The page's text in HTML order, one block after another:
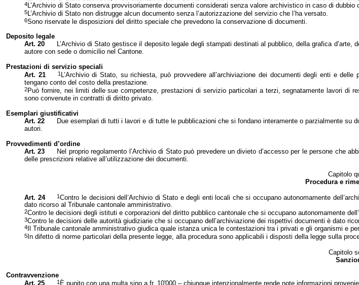
4 L’Archivio di Stato conserva provvisoriamente documenti considerati senza valore archivistico in caso di
5L’Archivio di Stato non distrugge alcun documento senza l’autorizzazione del servizio che l’ha versato.
6Sono riservate le disposizioni del diritto speciale che prevedono la conservazione di documenti.
Deposito legale
Art. 20
L’Archivio di Stato gestisce il deposito legale degli stampati destinati al pubblico, della grafica
autore con sede o domicilio nel Cantone.
Prestazioni di servizio speciali
Art. 21
1 L’Archivio di Stato, su richiesta, può provvedere all’archiviazione dei documenti degli enti e
tengano conto del costo della prestazione.
2Può fornire, nei limiti delle sue competenze, prestazioni di servizio particolari a terzi, segnatamente lavori di
sono convenute in contratti di diritto privato.
Esemplari giustificativi
Art. 22
Due esemplari di tutti i lavori e di tutte le pubblicazioni che si fondano interamente o parzialmente su
autori.
Provvedimenti d’ordine
Art. 23
Nel proprio regolamento l’Archivio di Stato può prevedere un divieto d’accesso per le persone che
delle prescrizioni relative all’utilizzazione dei documenti.
Capitolo
Procedura e
Art. 24 1Contro le decisioni dell’Archivio di Stato e degli enti locali che si occupano autonomamente
dato ricorso al Tribunale cantonale amministrativo.
2Contro le decisioni degli istituti e corporazioni del diritto pubblico cantonale che si occupano autonomamente
3Contro le decisioni delle autorità giudiziarie che si occupano dell’archiviazione dei rispettivi documenti è dato
4 Il Tribunale cantonale amministrativo giudica quale istanza unica le contestazioni tra i privati e gli organismi e
5 n difetto di norme particolari della presente legge, alla procedura sono applicabili i disposti della legge sulla
Capitolo
Contravvenzione
Art. 25
1È punito con una multa sino a fr. 10'000.– chiunque intenzionalmente rende note informazioni